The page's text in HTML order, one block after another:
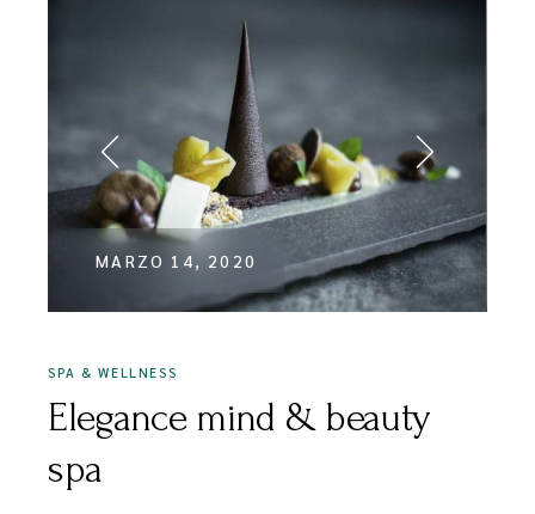
MARZO 14, 2020
SPA & WELLNESS
Elegance mind & beauty
spa